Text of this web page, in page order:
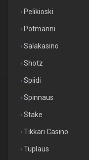
Pelikioski
Potmanni
Salakasino
Shotz
Spiidi
Spinnaus
Stake
Tikkari Casino
Tuplaus